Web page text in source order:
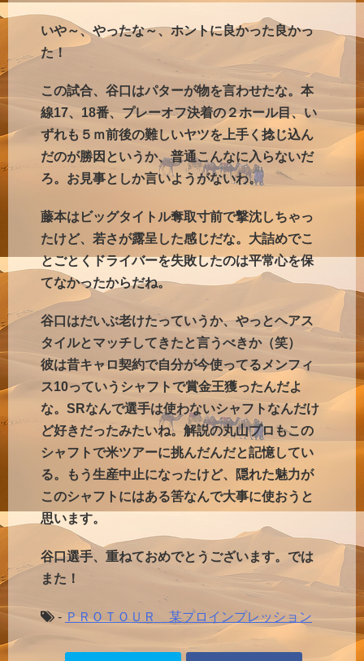
いや～、やったな～、ホントに良かった良かっ
た！
この試合、谷口はパターが物を言わせたな。本
線17、18番、プレーオフ決着の２ホール目、い
ずれも５ｍ前後の難しいヤツを上手く捻じ込ん
だのが勝因というか、普通こんなに入らないだ
ろ。お見事としか言いようがないわ。
藤本はビッグタイトル奪取寸前で撃沈しちゃっ
たけど、若さが露呈した感じだな。大詰めでこ
とごとくドライバーを失敗したのは平常心を保
てなかったからだね。
谷口はだいぶ老けたっていうか、やっとヘアス
タイルとマッチしてきたと言うべきか（笑）
彼は昔キャロ契約で自分が今使ってるメンフィ
ス10っていうシャフトで賞金王獲ったんだよ
な。SRなんで選手は使わないシャフトなんだけ
ど好きだったみたいね。解説の丸山プロもこの
シャフトで米ツアーに挑んだんだと記憶してい
る。もう生産中止になったけど、隠れた魅力が
このシャフトにはある筈なんで大事に使おうと
思います。
谷口選手、重ねておめでとうございます。では
また！
- ＰＲＯＴＯＵＲ 某プロインプレッション